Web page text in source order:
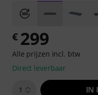
€ 299
Alle prijzen incl. btw
Direct leverbaar
1 IN